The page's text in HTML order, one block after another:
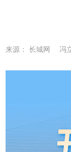
来源： 长城网 冯